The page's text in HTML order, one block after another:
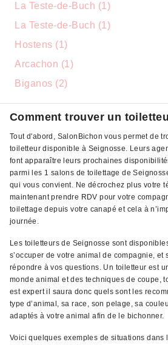
La Teste-de-Buch (1)
La Teste-de-Buch (1)
Hostens (1)
Arcachon (1)
Biganos (2)
Comment trouver un
Tout d'abord, SalonBichon vous permet de
toiletteur disponible à Seignosse. Leurs
font apparaître leurs prochaines
parmi les 1 salons de toilettage de
qui vous convient. Ne décrochez plus votre
maintenant prendre RDV pour votre
toilettage depuis votre canapé et cela à
journée.
Les toiletteurs de Seignosse sont
s’occuper de votre animal de compagnie, et
répondre à vos questions. Un toiletteur est
monde animal et des techniques de coupe,
est expert il saura donc quels sont les
type d’animal, sa race, son pelage, sa
adaptés à votre animal afin de le bichonner.
Voici quelques exemples de situations dans